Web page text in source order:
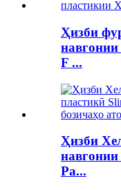
Ҳизби
навгонии
F ...
Ҳизби
Ра...